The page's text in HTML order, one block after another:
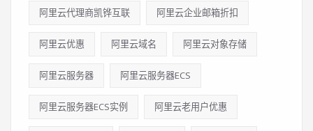
阿里云代理商凯铧互联 阿里云企业邮箱折扣
阿里云优惠 阿里云域名 阿里云对象存储
阿里云服务器 阿里云服务器ECS
阿里云服务器ECS实例 阿里云老用户优惠